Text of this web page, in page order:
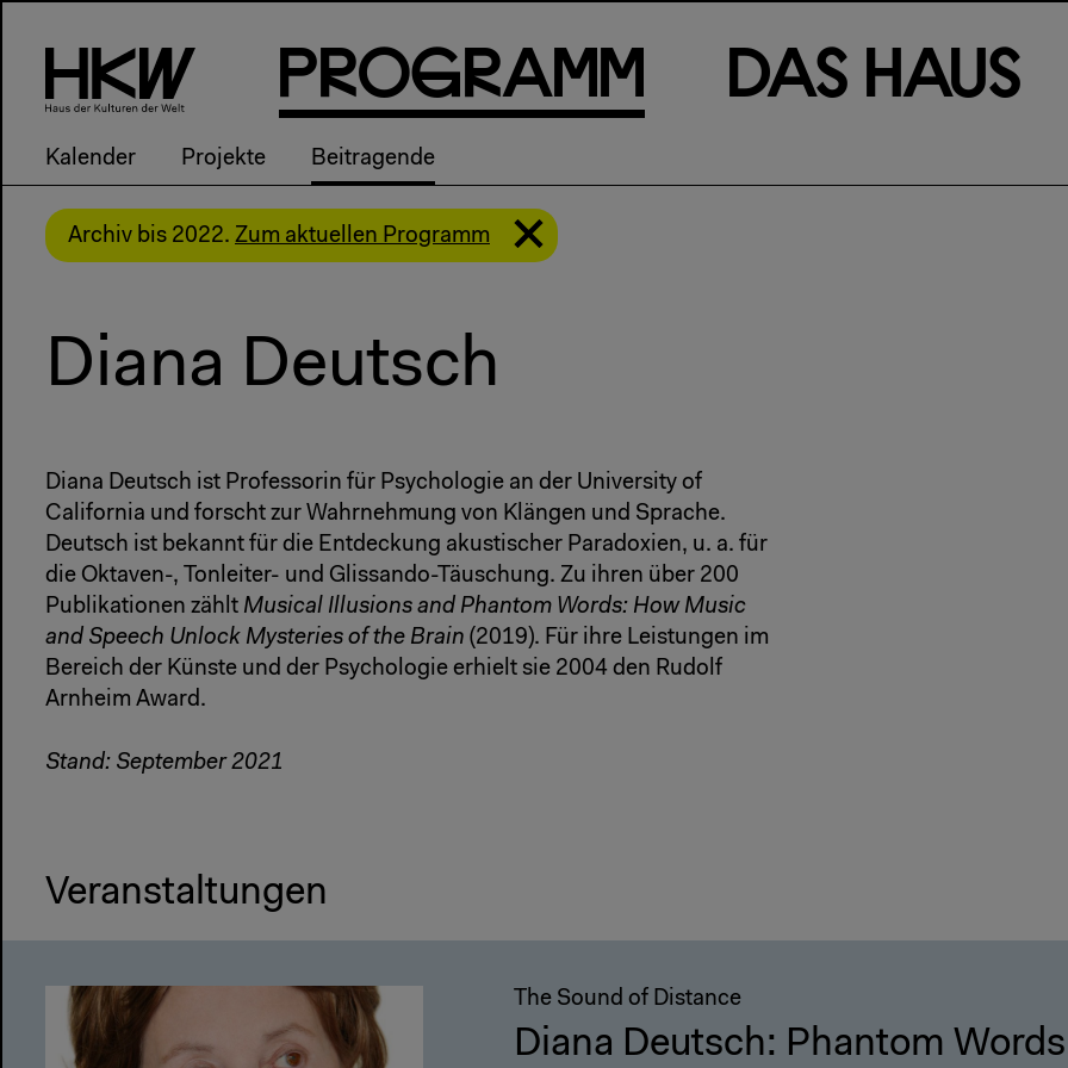
PRog Ram m
Kalender Projekte Beitragende
Das Haus
Archiv bis 2022. Zum aktuellen Programm
Diana Deutsch
Diana Deutsch ist Professorin für Psychologie an der University of
California und forscht zur Wahrnehmung von Klängen und Sprache.
Deutsch ist bekannt für die Entdeckung akustischer Paradoxien, u. a. für
die Oktaven-, Tonleiter- und Glissando-Täuschung. Zu ihren über 200
Publikationen zählt Musical Illusions and Phantom Words: How Music
and Speech Unlock Mysteries of the Brain (2019). Für ihre Leistungen im
Bereich der Künste und der Psychologie erhielt sie 2004 den Rudolf
Arnheim Award.
Stand: September 2021
Veranstaltungen
The Sound of Distance
Diana Deutsch: Phantom